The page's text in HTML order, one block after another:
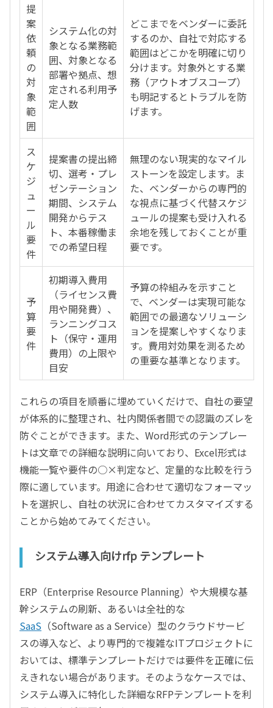
提
案
依
頼
の
対
象
範
囲
システム化の対
象となる業務範
囲、対象となる
部署や拠点、想
定される利用予
定人数
どこまでをベンダーに委託
するのか、自社で対応する
範囲はどこかを明確に切り
分けます。対象外とする業
務（アウトオブスコープ）
も明記するとトラブルを防
げます。
ス
ケ
ジ
ュ
ー
ル
要
件
提案書の提出締
切、選考・プレ
ゼンテーション
期間、システム
開発からテス
ト、本番稼働ま
での希望日程
無理のない現実的なマイル
ストーンを設定します。ま
た、ベンダーからの専門的
な視点に基づく代替スケジ
ュールの提案も受け入れる
余地を残しておくことが重
要です。
予
算
要
件
初期導入費用
（ライセンス費
用や開発費）、
ランニングコス
ト（保守・運用
費用）の上限や
目安
予算の枠組みを示すこと
で、ベンダーは実現可能な
範囲での最適なソリューシ
ョンを提案しやすくなりま
す。費用対効果を測るため
の重要な基準となります。
これらの項目を順番に埋めていくだけで、自社の要望
が体系的に整理され、社内関係者間での認識のズレを
防ぐことができます。また、Word形式のテンプレー
トは文章での詳細な説明に向いており、Excel形式は
機能一覧や要件の○×判定など、定量的な比較を行う
際に適しています。用途に合わせて適切なフォーマッ
トを選択し、自社の状況に合わせてカスタマイズする
ことから始めてみてください。
システム導入向けrfp テンプレート
ERP（Enterprise Resource Planning）や大規模な基
幹システムの刷新、あるいは全社的な
SaaS （Software as a Service）型のクラウドサービ
スの導入など、より専門的で複雑なITプロジェクトに
おいては、標準テンプレートだけでは要件を正確に伝
えきれない場合があります。そのようなケースでは、
システム導入に特化した詳細なRFPテンプレートを利